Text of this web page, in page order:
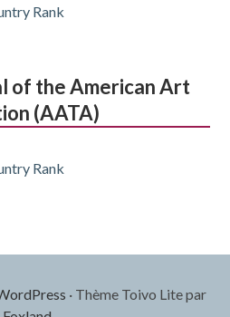
of the American Art
(AATA)
·Thème Toivo Lite par